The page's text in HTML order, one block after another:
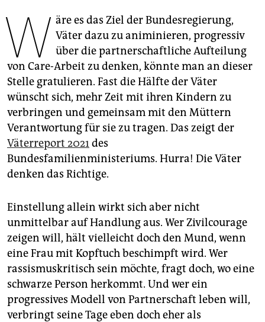
abo
genossenschaft
epaper login
W äre es das Ziel der Bundesregierung,
Väter dazu zu animinieren, progressiv
über die partnerschaftliche Aufteilung
von Care-Arbeit zu denken, könnte man an dieser
Stelle gratulieren. Fast die Hälfte der Väter
wünscht sich, mehr Zeit mit ihren Kindern zu
verbringen und gemeinsam mit den Müttern
Verantwortung für sie zu tragen. Das zeigt der
Väterreport 2021des
Bundesfamilienministeriums. Hurra! Die Väter
denken das Richtige.
Einstellung allein wirkt sich aber nicht
unmittelbar auf Handlung aus. Wer Zivilcourage
zeigen will, hält vielleicht doch den Mund, wenn
eine Frau mit Kopftuch beschimpft wird. Wer
rassismuskritisch sein möchte, fragt doch, wo eine
schwarze Person herkommt. Und wer ein
progressives Modell von Partnerschaft leben will,
verbringt seine Tage eben doch eher als